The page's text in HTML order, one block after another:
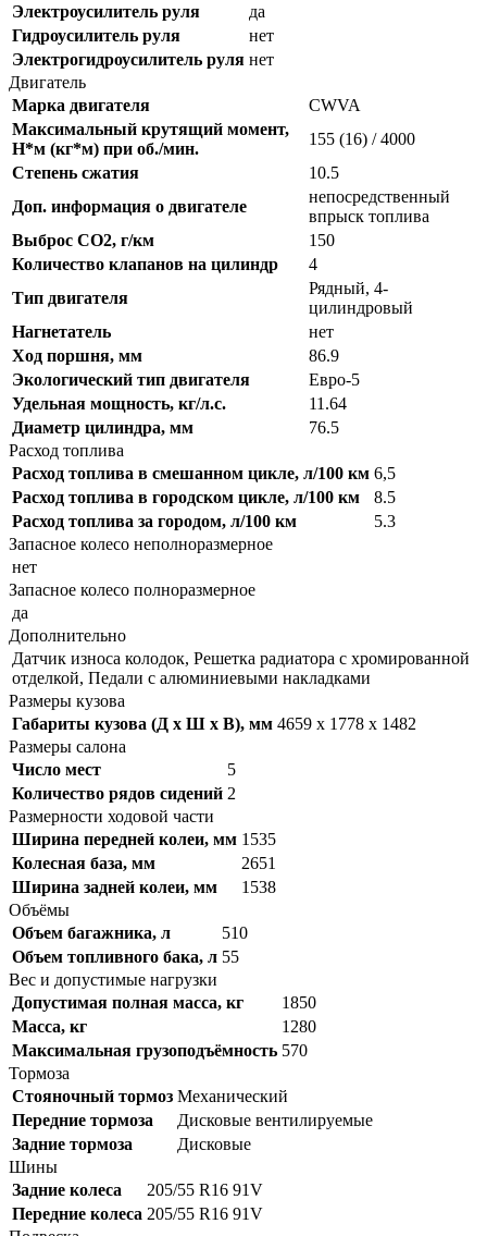
Электроусилитель руля
да
Гидроусилитель руля
нет
Электрогидроусилитель руля нет
Двигатель
Марка двигателя
CWVA
Максимальный крутящий момент,
Н*м (кг*м) при об./мин.
155 (16) / 4000
Степень сжатия
10.5
Доп. информация о двигателе
непосредственный
впрыск топлива
Выброс CO2, г/км
150
Количество клапанов на цилиндр
4
Тип двигателя
Рядный, 4-
цилиндровый
Нагнетатель
нет
Ход поршня, мм
86.9
Экологический тип двигателя
Евро-5
Удельная мощность, кг/л.с.
11.64
Диаметр цилиндра, мм
76.5
Расход топлива
Расход топлива в смешанном цикле, л/100 км 6,5
Расход топлива в городском цикле, л/100 км
8.5
Расход топлива за городом, л/100 км
5.3
Запасное колесо неполноразмерное
нет
Запасное колесо полноразмерное
да
Дополнительно
Датчик износа колодок, Решетка радиатора с хромированной
отделкой, Педали с алюминиевыми накладками
Размеры кузова
Габариты кузова (Д x Ш x В), мм 4659 x 1778 x 1482
Размеры салона
Число мест
5
Количество рядов сидений 2
Размерности ходовой части
Ширина передней колеи, мм 1535
Колесная база, мм
2651
Ширина задней колеи, мм
1538
Объёмы
Объем багажника, л
510
Объем топливного бака, л 55
Вес и допустимые нагрузки
Допустимая полная масса, кг
1850
Масса, кг
1280
Максимальная грузоподъёмность 570
Тормоза
Стояночный тормоз Механический
Передние тормоза
Дисковые вентилируемые
Задние тормоза
Дисковые
Шины
Задние колеса
205/55 R16 91V
Передние колеса 205/55 R16 91V